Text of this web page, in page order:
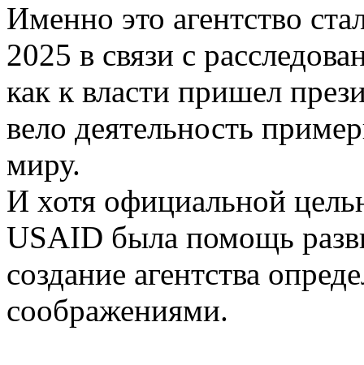
Именно это агентство
2025 в связи с
как к власти пришел
вело деятельность
миру.
И хотя официальной
USAID была помощь
создание агентства
соображениями.